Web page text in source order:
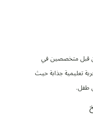
قبل متخصصين في
تعليمية جذابة حيث
طفل.